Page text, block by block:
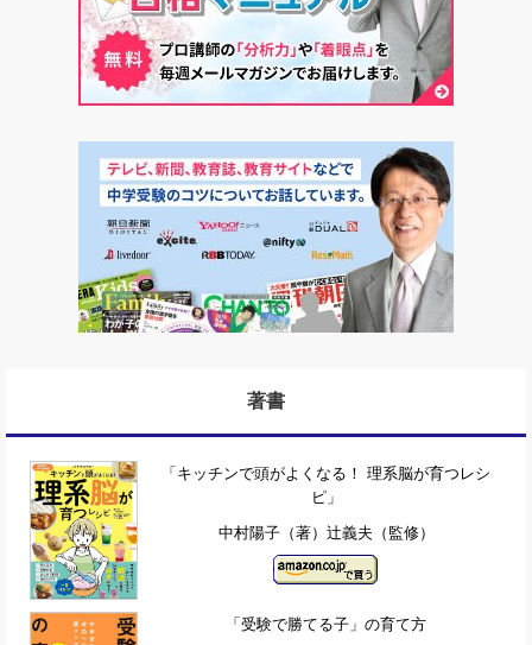
著書
「キッチンで頭がよくなる！ 理系脳が育つレシ
ピ」
中村陽子（著）辻義夫（監修）
「受験で勝てる子」の育て方